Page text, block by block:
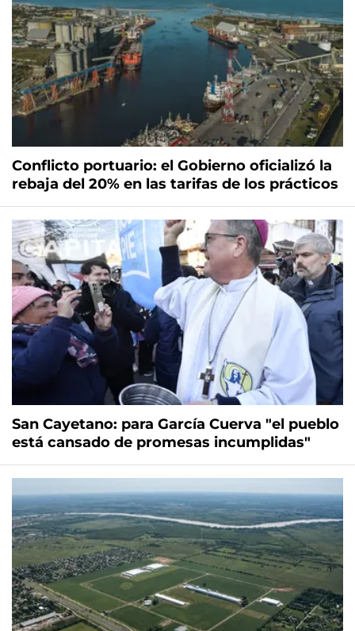
Conflicto portuario: el Gobierno oficializó la
rebaja del 20% en las tarifas de los prácticos
San Cayetano: para García Cuerva "el pueblo
está cansado de promesas incumplidas"